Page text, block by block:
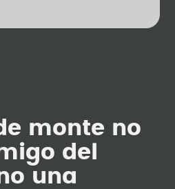
monte no
del
una